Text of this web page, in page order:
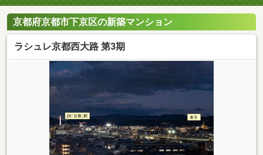
京都府京都市下京区の新築マンション
ラシュレ京都西大路 第3期